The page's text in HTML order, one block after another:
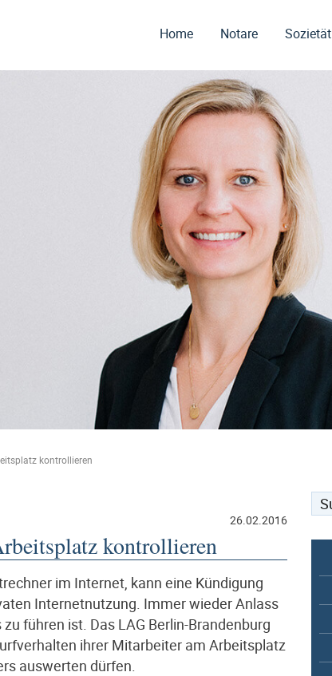
Home Notare Sozietät
kontrollieren
26.02.2016
kontrollieren
im Internet, kann eine Kündigung
Internetnutzung. Immer wieder Anlass
führen ist. Das LAG Berlin-Brandenburg
ihrer Mitarbeiter am Arbeitsplatz
auswerten dürfen.